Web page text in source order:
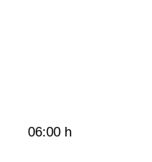
06:00 h